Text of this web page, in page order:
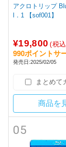
アクロトリップ
l．1 【sof001】
¥19,800 (税
990ポイントサ
発売日:2025/02/05
まとめて
商品を
05